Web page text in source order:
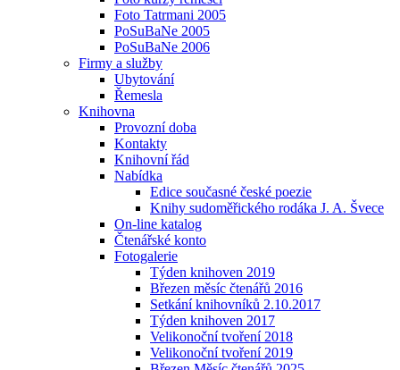
Foto Tatrmani 2005
PoSuBaNe 2005
PoSuBaNe 2006
Firmy a služby
Ubytování
Řemesla
Knihovna
Provozní doba
Kontakty
Knihovní řád
Nabídka
Edice současné české poezie
Knihy sudoměřického rodáka J. A. Švece
On-line katalog
Čtenářské konto
Fotogalerie
Týden knihoven 2019
Březen měsíc čtenářů 2016
Setkání knihovníků 2.10.2017
Týden knihoven 2017
Velikonoční tvoření 2018
Velikonoční tvoření 2019